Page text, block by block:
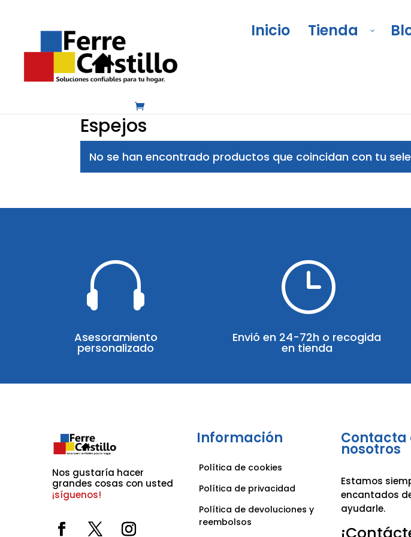
Inicio Tienda
Decoración e iluminación
Espejos
No se han encontrado productos que coincidan con tu

Asesoramiento
personalizado
}
Envió en 24-72h o recogida
en tienda
Nos gustaría hacer
¡síguenos!
Información
Política de cookies
Política de privacidad
Política de devoluciones y
reembolsos
Contacta
nosotros
Estamos
encantados
ayudarle.